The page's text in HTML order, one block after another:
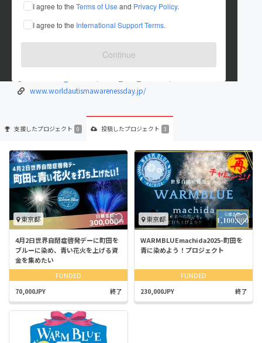
I agree to the Terms of Use and Privacy Policy.
I agree to the International Support Terms.
Continue
これまでに3件のプロジェクトを投稿しています
在住国：日本 現在地：未設定
出身国：日本 出身地：未設定
www.worldautismawarenessday.jp/
支援したプロジェクト 0 投稿したプロジェクト 3
東京都
4月2日世界自閉症啓発デーに町田を
ブルーに染め、青い花火を上げる資
金を集めたい
FUNDED
70,000JPY 終了
東京都
WARMBLUEmachida2025-町田を
青に染めよう！プロジェクト
FUNDED
230,000JPY 終了